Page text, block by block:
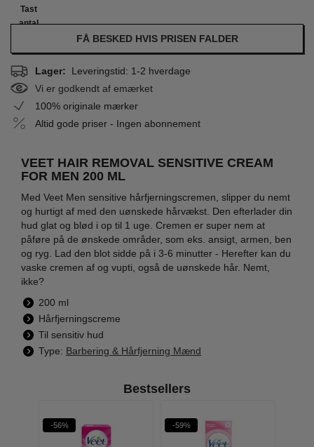
Tast
antal
FÅ BESKED HVIS PRISEN FALDER
Lager: Leveringstid: 1-2 hverdage
Vi er godkendt af emærket
100% originale mærker
Altid gode priser - Ingen abonnement
VEET HAIR REMOVAL SENSITIVE CREAM
FOR MEN 200 ML
Med Veet Men sensitive hårfjerningscremen, slipper du nemt
og hurtigt af med den uønskede hårvækst. Den efterlader din
hud glat og blød i op til 1 uge. Cremen er super nem at
påføre på de ønskede områder, som eks. ansigt, armen, ben
og ryg. Lad den blot sidde på i 3-6 minutter - Herefter kan du
vaske cremen af og vupti, også de uønskede hår. Nemt,
ikke?
200 ml
Hårfjerningscreme
Til sensitiv hud
Type: Barbering & Hårfjerning Mænd
Bestsellers
-56% -59%